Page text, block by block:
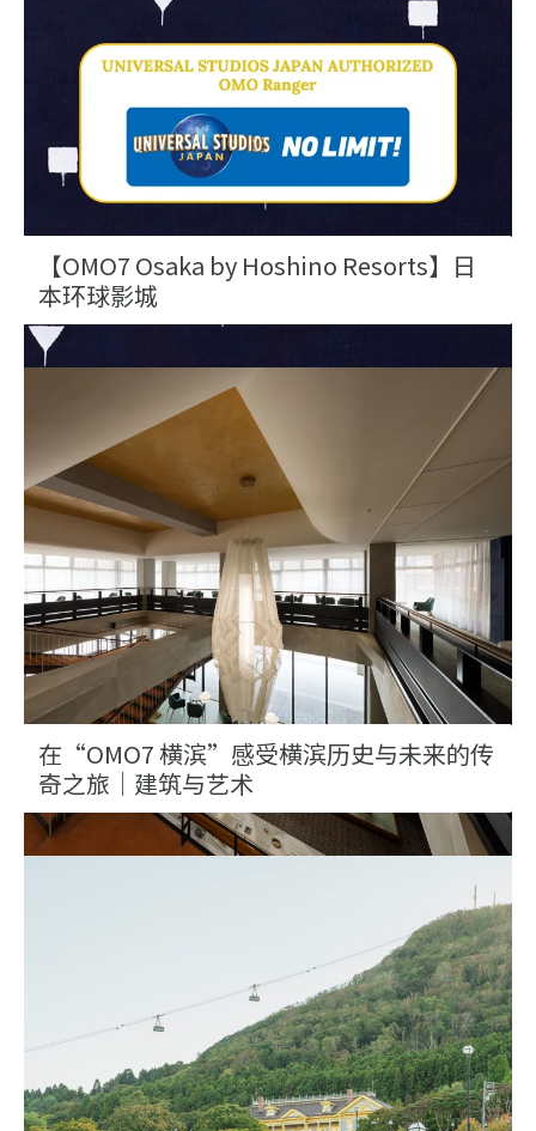
【OMO7 Osaka by Hoshino Resorts】日
本环球影城
在“OMO7 横滨”感受横滨历史与未来的传
奇之旅｜建筑与艺术